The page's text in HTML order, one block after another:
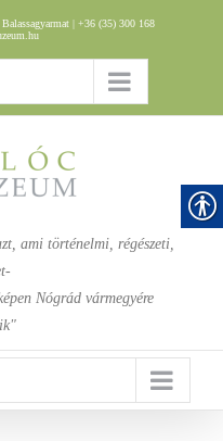
| +36 (35) 300 168
ami történelmi, régészeti,
Nógrád vármegyére